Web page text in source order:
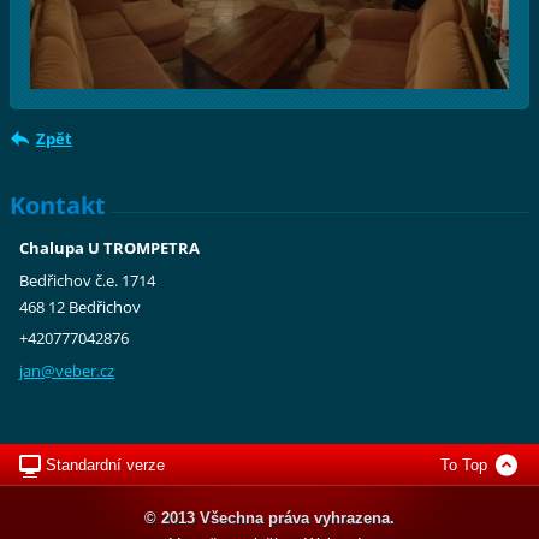
Zpět
Kontakt
Chalupa U TROMPETRA
Bedřichov č.e. 1714
468 12 Bedřichov
+420777042876
jan@veber.cz
Standardní verze To Top
© 2013 Všechna práva vyhrazena.